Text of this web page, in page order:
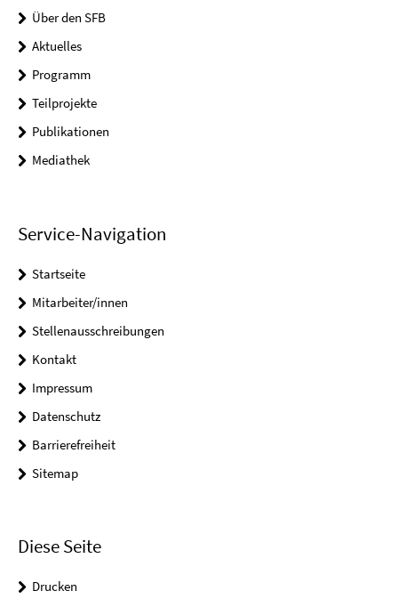
Über den SFB
Aktuelles
Programm
Teilprojekte
Publikationen
Mediathek
Service-Navigation
Startseite
Mitarbeiter/innen
Stellenausschreibungen
Kontakt
Impressum
Datenschutz
Barrierefreiheit
Sitemap
Diese Seite
Drucken